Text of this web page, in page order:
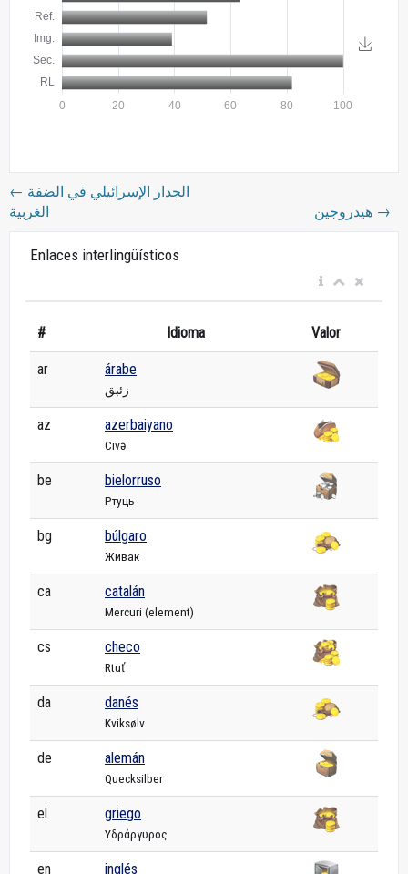
←
الغربية
→
Enlaces interlingüísticos
# Idioma Valor
ar árabe
زئبق
az azerbaiyano
Civə
be bielorruso
Ртуць
bg búlgaro
Живак
ca catalán
Mercuri (element)
cs checo
Rtuť
da danés
Kviksølv
de alemán
Quecksilber
el griego
Υδράργυρος
en inglés